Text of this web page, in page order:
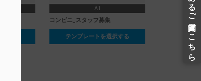
A1
コンビニ_スタッフ募集
テンプレートを選択する